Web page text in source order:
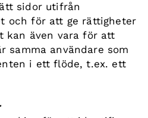
sidor utifrån
och för att ge rättigheter
kan även vara för att
samma användare som
i ett flöde, t.ex. ett